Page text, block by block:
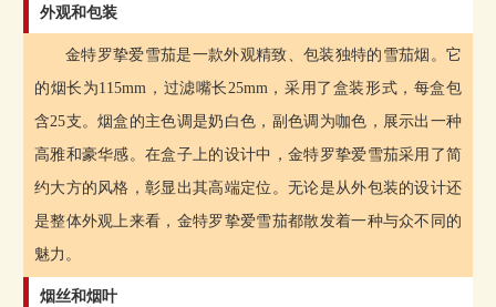
外观和包装
金特罗挚爱雪茄是一款外观精致、包装独特的雪茄烟。它
的烟长为115mm，过滤嘴长25mm，采用了盒装形式，每盒包
含25支。烟盒的主色调是奶白色，副色调为咖色，展示出一种
高雅和豪华感。在盒子上的设计中，金特罗挚爱雪茄采用了简
约大方的风格，彰显出其高端定位。无论是从外包装的设计还
是整体外观上来看，金特罗挚爱雪茄都散发着一种与众不同的
魅力。
烟丝和烟叶